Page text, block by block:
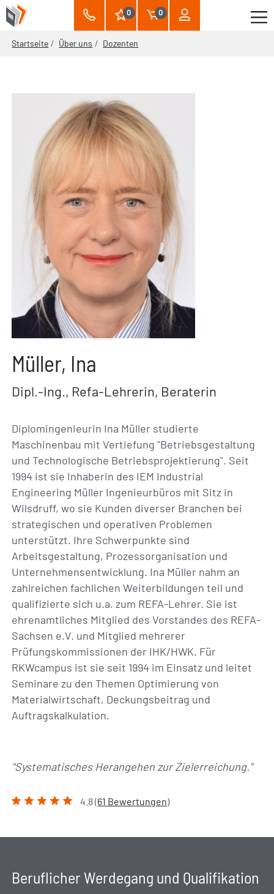
0 0
Startseite Über uns Dozenten
Müller, Ina
Dipl.-Ing., Refa-Lehrerin, Beraterin
Diplomingenieurin Ina Müller studierte
Maschinenbau mit Vertiefung "Betriebsgestaltung
und Technologische Betriebsprojektierung". Seit
1994 ist sie Inhaberin des IEM Industrial
Engineering Müller Ingenieurbüros mit Sitz in
Wilsdruff, wo sie Kunden diverser Branchen bei
strategischen und operativen Problemen
unterstützt. Ihre Schwerpunkte sind
Arbeitsgestaltung, Prozessorganisation und
Unternehmensentwicklung. Ina Müller nahm an
zahlreichen fachlichen Weiterbildungen teil und
qualifizierte sich u.a. zum REFA-Lehrer. Sie ist
ehrenamtliches Mitglied des Vorstandes des REFA-
Sachsen e.V. und Mitglied mehrerer
Prüfungskommissionen der IHK/HWK. Für
RKWcampus ist sie seit 1994 im Einsatz und leitet
Seminare zu den Themen Optimierung von
Materialwirtschaft, Deckungsbeitrag und
Auftragskalkulation.
"Systematisches Herangehen zur Zielerreichung."
4.8 (61 Bewertungen)
Beruflicher Werdegang und Qualifikation